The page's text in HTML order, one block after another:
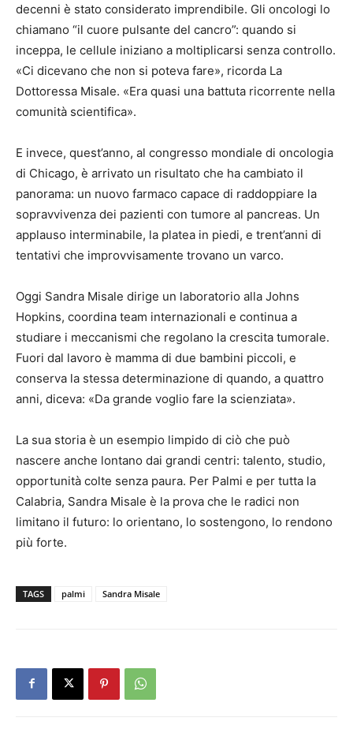
decenni è stato considerato imprendibile. Gli oncologi lo
chiamano “il cuore pulsante del cancro”: quando si
inceppa, le cellule iniziano a moltiplicarsi senza controllo.
«Ci dicevano che non si poteva fare», ricorda La
Dottoressa Misale. «Era quasi una battuta ricorrente nella
comunità scientifica».
E invece, quest’anno, al congresso mondiale di oncologia
di Chicago, è arrivato un risultato che ha cambiato il
panorama: un nuovo farmaco capace di raddoppiare la
sopravvivenza dei pazienti con tumore al pancreas. Un
applauso interminabile, la platea in piedi, e trent’anni di
tentativi che improvvisamente trovano un varco.
Oggi Sandra Misale dirige un laboratorio alla Johns
Hopkins, coordina team internazionali e continua a
studiare i meccanismi che regolano la crescita tumorale.
Fuori dal lavoro è mamma di due bambini piccoli, e
conserva la stessa determinazione di quando, a quattro
anni, diceva: «Da grande voglio fare la scienziata».
La sua storia è un esempio limpido di ciò che può
nascere anche lontano dai grandi centri: talento, studio,
opportunità colte senza paura. Per Palmi e per tutta la
Calabria, Sandra Misale è la prova che le radici non
limitano il futuro: lo orientano, lo sostengono, lo rendono
più forte.
TAGS palmi Sandra Misale